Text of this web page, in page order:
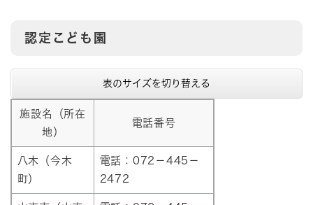
認定こども園
表のサイズを切り替える
施設名（所在
地）
電話番号
八木（今木
町）
電話：072－445－
2472